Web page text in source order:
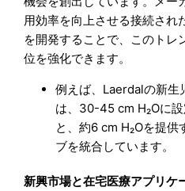
用効率を向上させる接続され
を開発することで、このトレ
位を強化できます。
例えば、Laerdalの新
は、30-45 cm H₂Oに
と、約6 cm H₂Oを提供
ブを統合しています。
新興市場と在宅医療アプリケ